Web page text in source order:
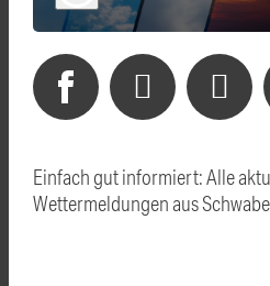
Einfach gut informiert: Alle
Wettermeldungen aus